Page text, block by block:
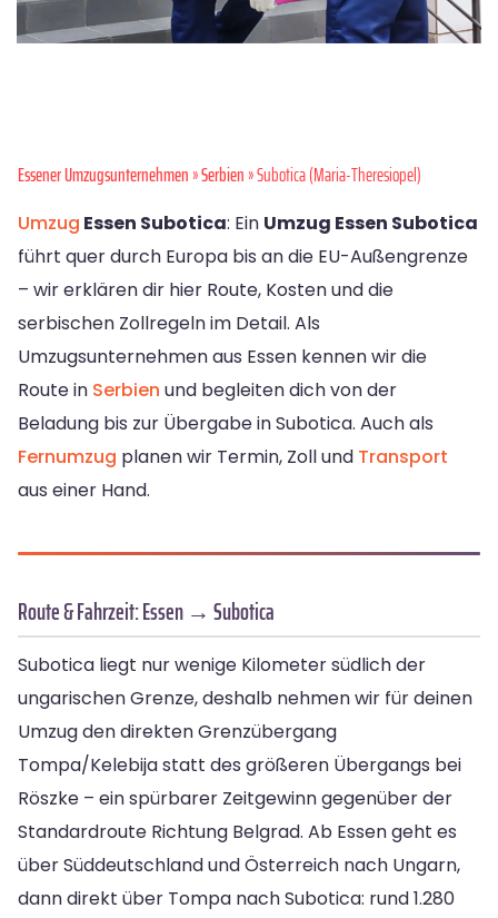
Essener Umzugsunternehmen»Serbien» Subotica (Maria-Theresiopel)
Umzug Essen Subotica: Ein Umzug Essen Subotica
führt quer durch Europa bis an die EU-Außengrenze
– wir erklären dir hier Route, Kosten und die
serbischen Zollregeln im Detail. Als
Umzugsunternehmen aus Essen kennen wir die
Route in Serbien und begleiten dich von der
Beladung bis zur Übergabe in Subotica. Auch als
Fernumzug planen wir Termin, Zoll und Transport
aus einer Hand.
Route & Fahrzeit: Essen → Subotica
Subotica liegt nur wenige Kilometer südlich der
ungarischen Grenze, deshalb nehmen wir für deinen
Umzug den direkten Grenzübergang
Tompa/Kelebija statt des größeren Übergangs bei
Röszke – ein spürbarer Zeitgewinn gegenüber der
Standardroute Richtung Belgrad. Ab Essen geht es
über Süddeutschland und Österreich nach Ungarn,
dann direkt über Tompa nach Subotica: rund 1.280